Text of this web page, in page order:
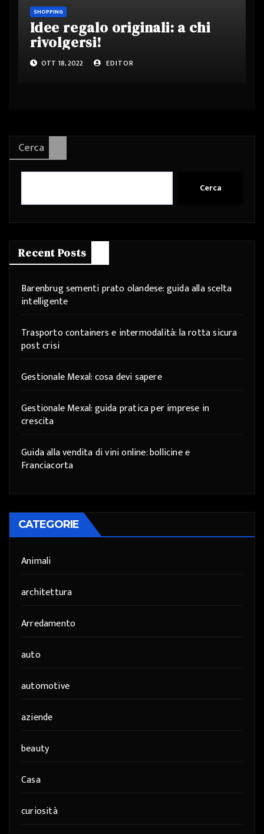
SHOPPING
Idee regalo originali: a chi
rivolgersi!
OTT 18, 2022 EDITOR
Cerca
Cerca
Recent Posts
Barenbrug sementi prato olandese: guida alla scelta
intelligente
Trasporto containers e intermodalità: la rotta sicura
post crisi
Gestionale Mexal: cosa devi sapere
Gestionale Mexal: guida pratica per imprese in
crescita
Guida alla vendita di vini online: bollicine e
Franciacorta
CATEGORIE
Animali
architettura
Arredamento
auto
automotive
aziende
beauty
Casa
curiosità